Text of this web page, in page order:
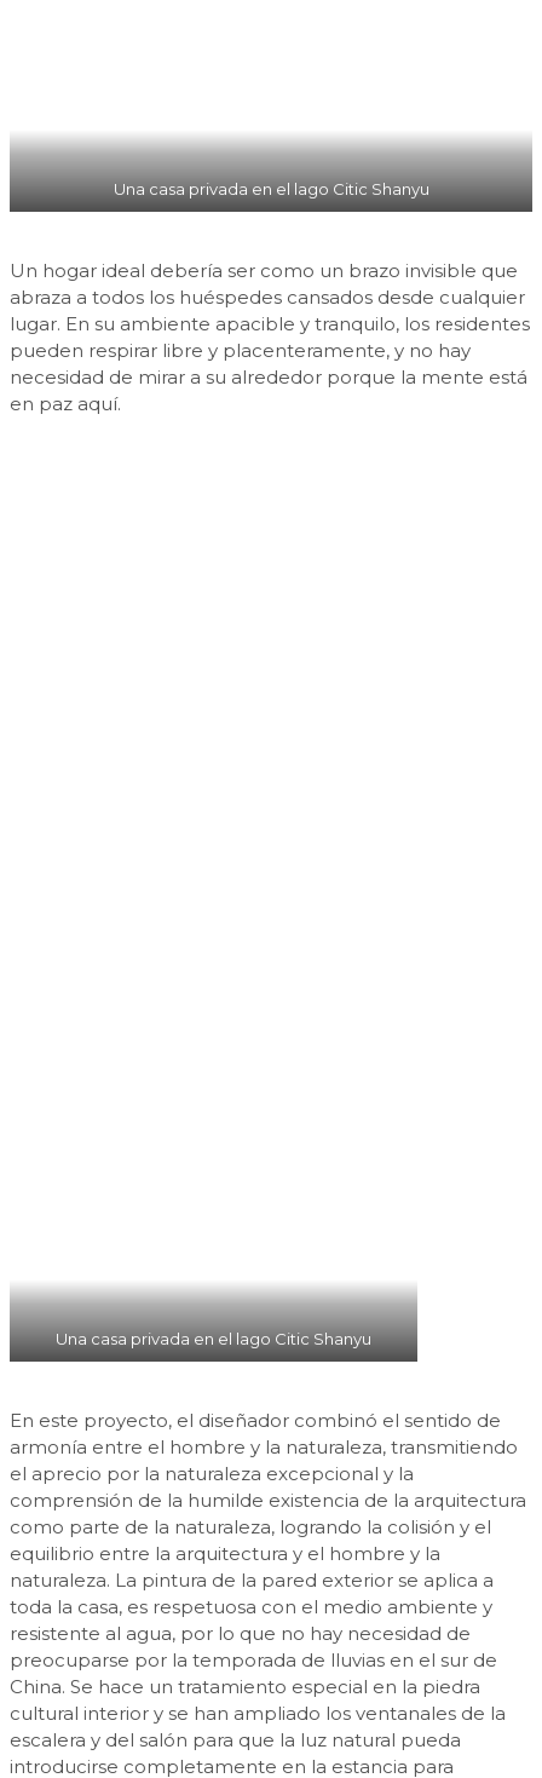
Una casa privada en el lago Citic Shanyu
Un hogar ideal debería ser como un brazo invisible que
abraza a todos los huéspedes cansados ​​desde cualquier
lugar. En su ambiente apacible y tranquilo, los residentes
pueden respirar libre y placenteramente, y no hay
necesidad de mirar a su alrededor porque la mente está
en paz aquí.
Una casa privada en el lago Citic Shanyu
En este proyecto, el diseñador combinó el sentido de
armonía entre el hombre y la naturaleza, transmitiendo
el aprecio por la naturaleza excepcional y la
comprensión de la humilde existencia de la arquitectura
como parte de la naturaleza, logrando la colisión y el
equilibrio entre la arquitectura y el hombre y la
naturaleza. La pintura de la pared exterior se aplica a
toda la casa, es respetuosa con el medio ambiente y
resistente al agua, por lo que no hay necesidad de
preocuparse por la temporada de lluvias en el sur de
China. Se hace un tratamiento especial en la piedra
cultural interior y se han ampliado los ventanales de la
escalera y del salón para que la luz natural pueda
introducirse completamente en la estancia para